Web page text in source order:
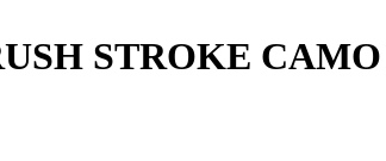
STROKE